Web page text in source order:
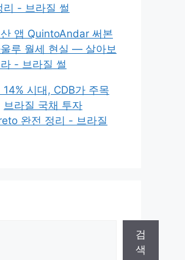
리 - 브라질 썰
앱 QuintoAndar 써본
루 월세 현실 — 살아보
- 브라질 썰
14% 시대, CDB가 주목
브라질 국채 투자
완전 정리 - 브라질
검
색